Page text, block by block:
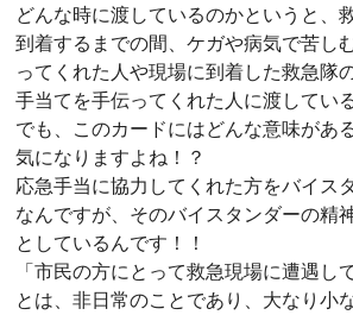
どんな時に渡しているのかというと、
到着するまでの間、ケガや病気で苦し
ってくれた人や現場に到着した救急隊
手当てを手伝ってくれた人に渡してい
でも、このカードにはどんな意味があ
気になりますよね！？
応急手当に協力してくれた方をバイス
なんですが、そのバイスタンダーの精
としているんです！！
「市民の方にとって救急現場に遭遇し
とは、非日常のことであり、大なり小